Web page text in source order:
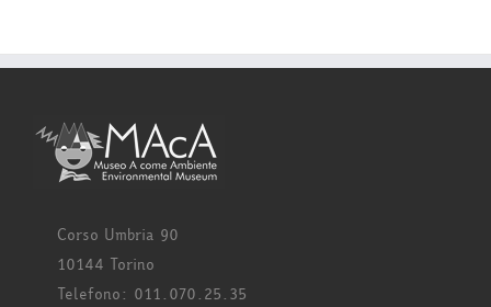
Corso Umbria 90
10144 Torino
Telefono: 011.070.25.35